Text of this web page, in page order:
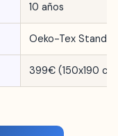
10 años
Oeko-Tex
399€ (150x190